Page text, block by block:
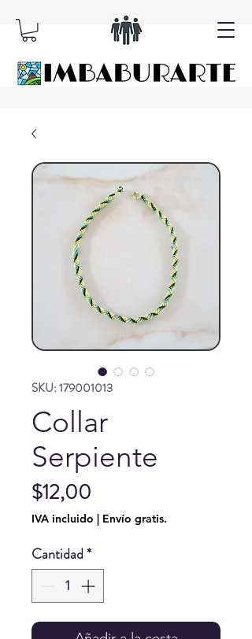
SKU: 179001013
Collar
Serpiente
$12,00
IVA incluido | Envío gratis.
Cantidad*